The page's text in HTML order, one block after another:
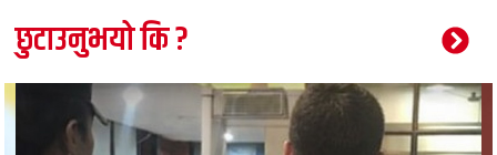
छुटाउनुभयो कि ?